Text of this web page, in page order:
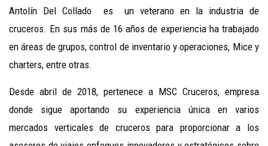
Antolín Del Collado es un veterano en la industria de
cruceros. En sus más de 16 años de experiencia ha trabajado
en áreas de grupos, control de inventario y operaciones, Mice y
charters, entre otras.
Desde abril de 2018, pertenece a MSC Cruceros, empresa
donde sigue aportando su experiencia única en varios
mercados verticales de cruceros para proporcionar a los